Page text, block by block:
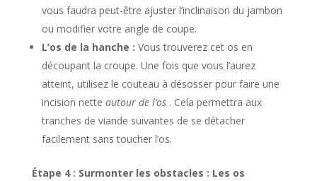
vous faudra peut-être ajuster l’inclinaison du jambon
ou modifier votre angle de coupe.
L’os de la hanche : Vous trouverez cet os en
découpant la croupe. Une fois que vous l’aurez
atteint, utilisez le couteau à désosser pour faire une
incision nette autour de l’os . Cela permettra aux
tranches de viande suivantes de se détacher
facilement sans toucher l’os.
Étape 4 : Surmonter les obstacles : Les os